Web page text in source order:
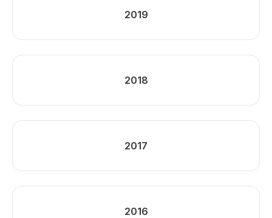
2019
2018
2017
2016